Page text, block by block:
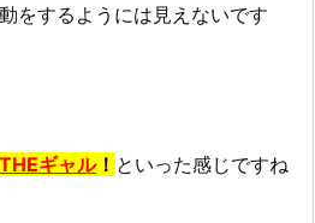
をするようには見えないです
THEギャル！ といった感じですね